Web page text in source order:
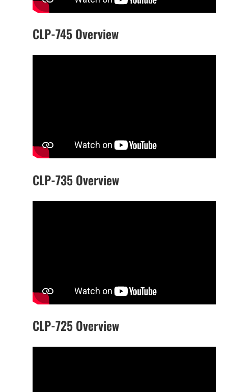
CLP-745 Overview
CLP-735 Overview
CLP-725 Overview